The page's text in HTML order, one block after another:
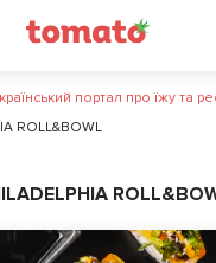
портал про їжу та
ROLL&BOWL